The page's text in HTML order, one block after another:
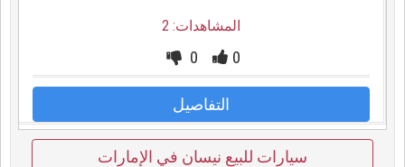
المشاهدات: 2
0
0
التفاصيل
سيارات للبيع نيسان في الإمارات